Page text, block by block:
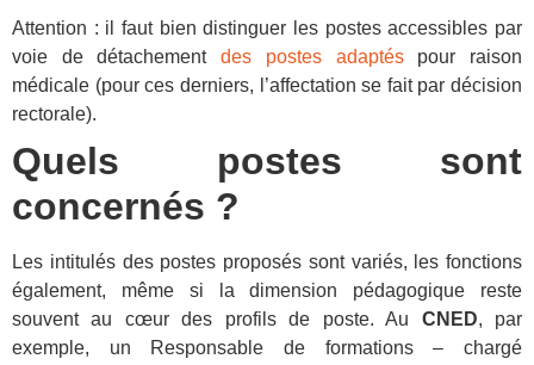
Attention : il faut bien distinguer les postes accessibles par
voie de détachementdes postes adaptéspour raison
médicale (pour ces derniers, l’affectation se fait par décision
rectorale).
Quels postes sont
concernés ?
Les intitulés des postes proposés sont variés, les fonctions
également, même si la dimension pédagogique reste
souvent au cœur des profils de poste. Au CNED, par
exemple, un Responsable de formations – chargé